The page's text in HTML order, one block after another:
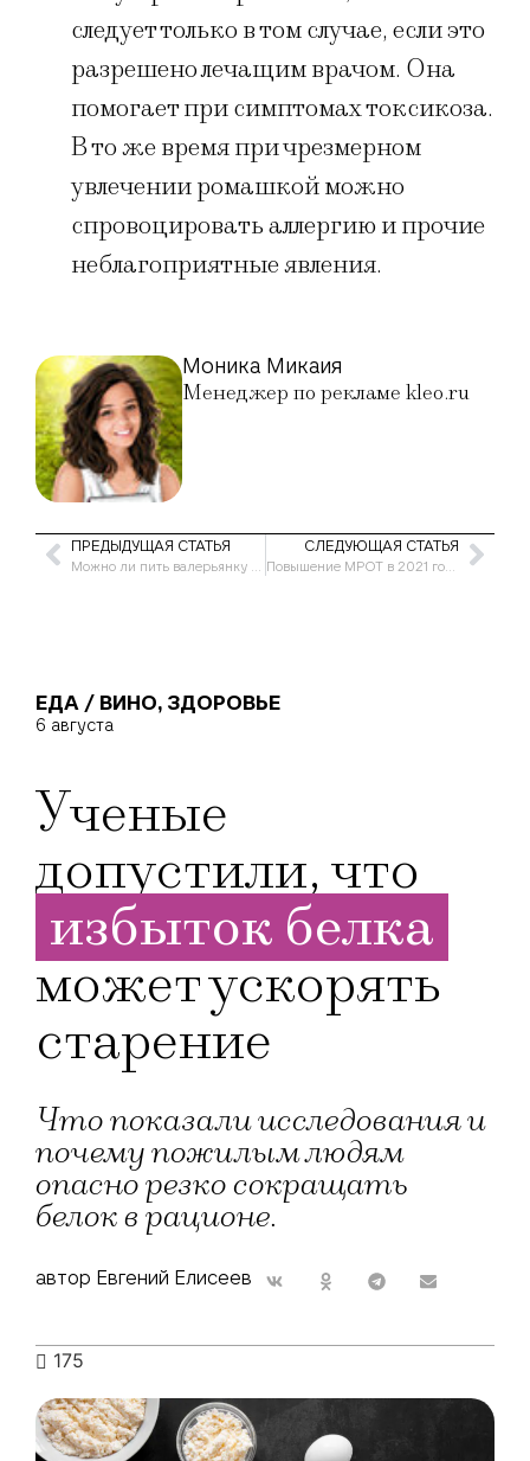
следует только в том случае, если это
разрешено лечащим врачом. Она
помогает при симптомах токсикоза.
В то же время при чрезмерном
увлечении ромашкой можно
спровоцировать аллергию и прочие
неблагоприятные явления.
Моника Микаия
Менеджер по рекламе kleo.ru
ПРЕДЫДУЩАЯ СТАТЬЯ СЛЕДУЮЩАЯ СТАТЬЯ
Повышение МРОТ в 2021 году в России
ЕДА / ВИНО, ЗДОРОВЬЕ
6 августа
Ученые
допустили, что
избыток белка
может ускорять
старение
Что показали исследования и
почему пожилым людям
опасно резко сокращать
белок в рационе.
автор Евгений Елисеев
175